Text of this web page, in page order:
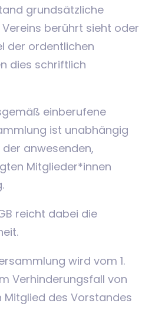
grundsätzliche
berührt sieht oder
der ordentlichen
dies schriftlich
einberufene
ist unabhängig
anwesenden,
Mitglieder*innen
reicht dabei die
wird vom 1.
Verhinderungsfall von
Mitglied des Vorstandes